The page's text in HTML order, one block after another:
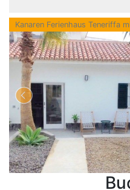
Kanaren Ferienhaus Teneriffa